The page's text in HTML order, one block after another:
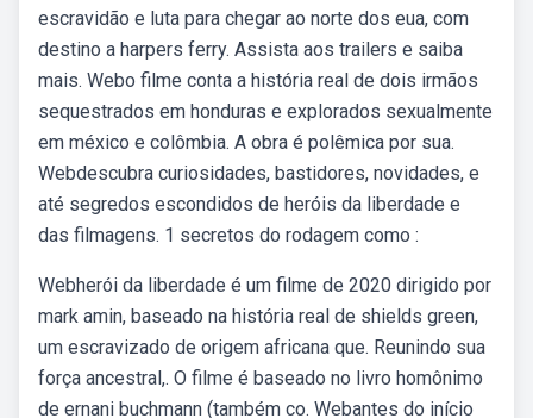
escravidão e luta para chegar ao norte dos eua, com
destino a harpers ferry. Assista aos trailers e saiba
mais. Webo filme conta a história real de dois irmãos
sequestrados em honduras e explorados sexualmente
em méxico e colômbia. A obra é polêmica por sua.
Webdescubra curiosidades, bastidores, novidades, e
até segredos escondidos de heróis da liberdade e
das filmagens. 1 secretos do rodagem como :
Webherói da liberdade é um filme de 2020 dirigido por
mark amin, baseado na história real de shields green,
um escravizado de origem africana que. Reunindo sua
força ancestral,. O filme é baseado no livro homônimo
de ernani buchmann (também co. Webantes do início